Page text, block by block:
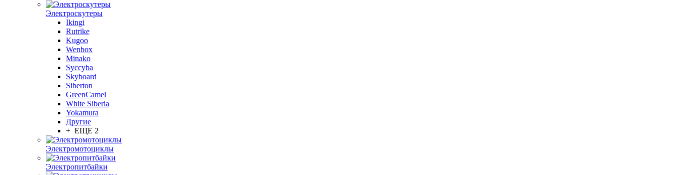
Электроскутеры
Ikingi
Rutrike
Kugoo
Wenbox
Minako
Syccyba
Skyboard
Siberton
GreenCamel
White Siberia
Yokamura
Другие
+ ЕЩЕ 2
Электромотоциклы
Электропитбайки